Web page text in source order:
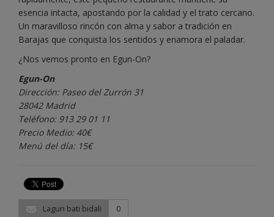
esencia intacta, apostando por la calidad y el trato cercano.
Un maravilloso rincón con alma y sabor a tradición en
Barajas que conquista los sentidos y enamora el paladar.
¿Nos vemos pronto en Egun-On?
Egun-On
Dirección: Paseo del Zurrón 31
28042 Madrid
Teléfono: 913 29 01 11
Precio Medio: 40€
Menú del día: 15€
Lagun bati bidali 0